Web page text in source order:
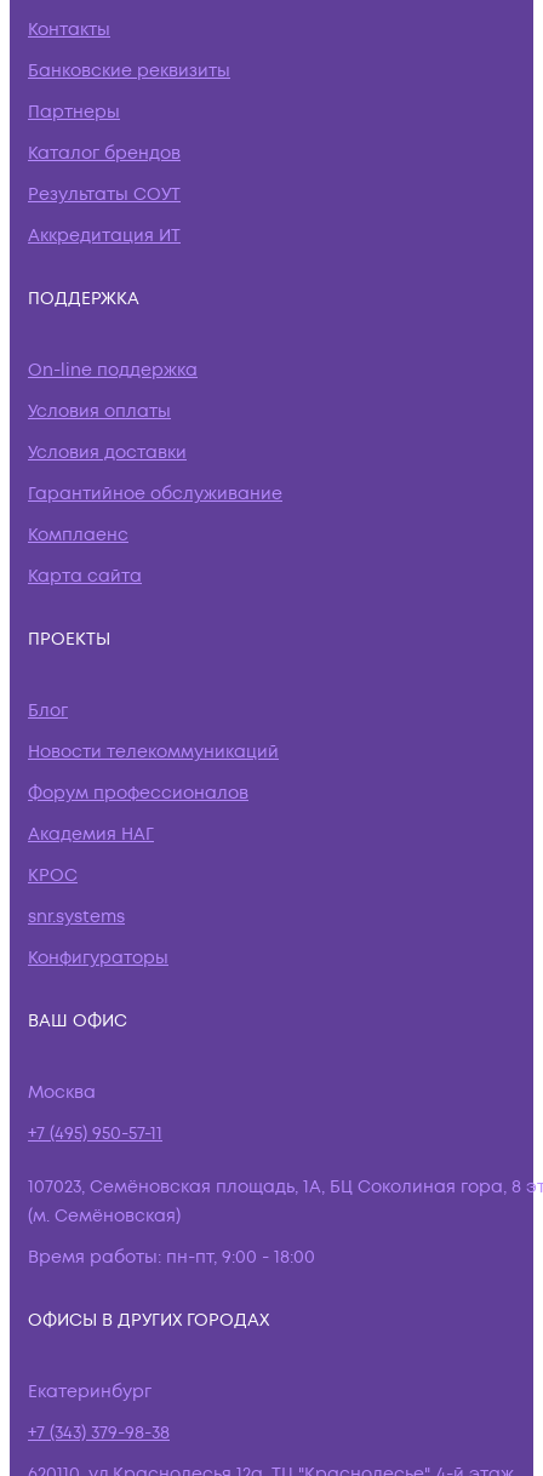
Контакты
Банковские реквизиты
Партнеры
Каталог брендов
Результаты СОУТ
Аккредитация ИТ
ПОДДЕРЖКА
On-line поддержка
Условия оплаты
Условия доставки
Гарантийное обслуживание
Комплаенс
Карта сайта
ПРОЕКТЫ
Блог
Новости телекоммуникаций
Форум профессионалов
Академия НАГ
КРОС
snr.systems
Конфигураторы
ВАШ ОФИС
Москва
+7 (495) 950-57-11
107023, Семёновская площадь, 1А, БЦ Соколиная гора, 8
(м. Семёновская)
Время работы: пн-пт, 9:00 - 18:00
ОФИСЫ В ДРУГИХ ГОРОДАХ
Екатеринбург
+7 (343) 379-98-38